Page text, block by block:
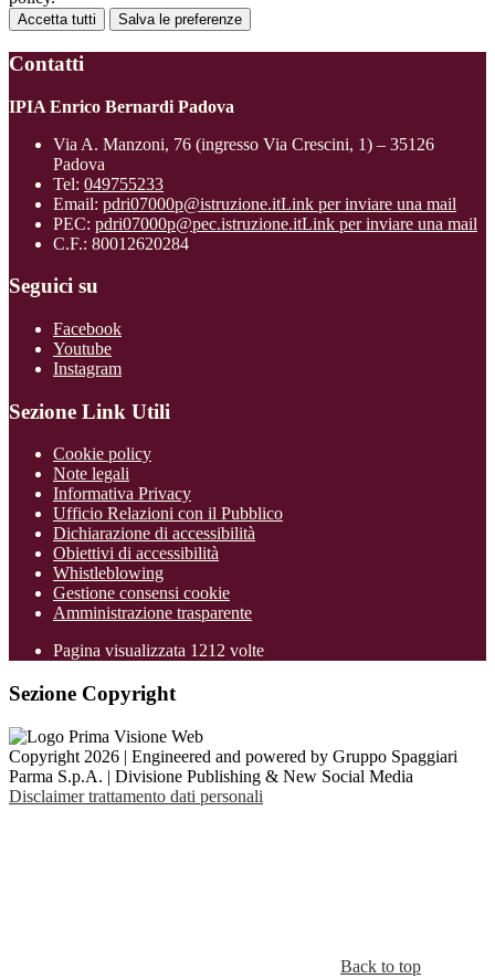
Accetta tutti Salva le preferenze
Contatti
IPIA Enrico Bernardi Padova
Via A. Manzoni, 76 (ingresso Via Crescini, 1) – 35126
Padova
Tel: 049755233
Email: pdri07000p@istruzione.itLink per inviare una mail
PEC: pdri07000p@pec.istruzione.itLink per inviare una mail
C.F.: 80012620284
Seguici su
Facebook
Youtube
Instagram
Sezione Link Utili
Cookie policy
Note legali
Informativa Privacy
Ufficio Relazioni con il Pubblico
Dichiarazione di accessibilità
Obiettivi di accessibilità
Whistleblowing
Gestione consensi cookie
Amministrazione trasparente
Pagina visualizzata 1212 volte
Sezione Copyright
Copyright 2026 | Engineered and powered by Gruppo Spaggiari
Parma S.p.A. | Divisione Publishing & New Social Media
Disclaimer trattamento dati personali
Back to top